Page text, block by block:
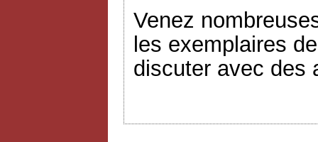
Venez
les exemplaires
discuter avec des